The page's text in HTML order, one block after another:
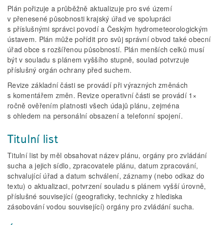
Plán pořizuje a průběžně aktualizuje pro své území
v přenesené působnosti krajský úřad ve spolupráci
s příslušnými správci povodí a Českým hydrometeorologickým
ústavem. Plán může pořídit pro svůj správní obvod také obecní
úřad obce s rozšířenou působností. Plán menších celků musí
být v souladu s plánem vyššího stupně, soulad potvrzuje
příslušný orgán ochrany před suchem.
Revize základní části se provádí při výrazných změnách
s komentářem změn. Revize operativní části se provádí 1×
ročně ověřením platnosti všech údajů plánu, zejména
s ohledem na personální obsazení a telefonní spojení.
Titulní list
Titulní list by měl obsahovat název plánu, orgány pro zvládání
sucha a jejich sídlo, zpracovatele plánu, datum zpracování,
schvalující úřad a datum schválení, záznamy (nebo odkaz do
textu) o aktualizaci, potvrzení souladu s plánem vyšší úrovně,
příslušné související (geograficky, technicky z hlediska
zásobování vodou související) orgány pro zvládání sucha.